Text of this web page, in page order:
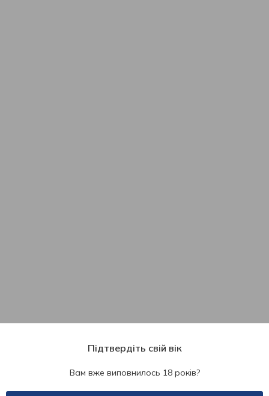
Підтвердіть свій вік
Вам вже виповнилось 18 років?